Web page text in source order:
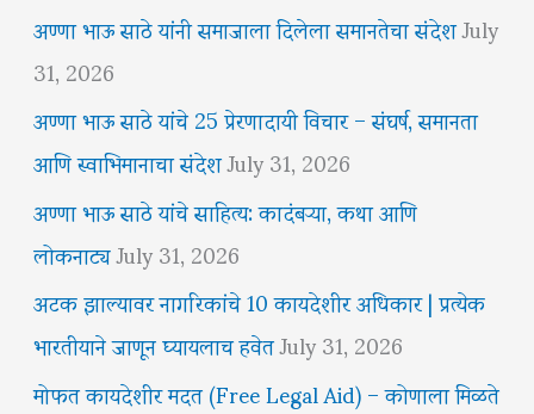
अण्णा भाऊ साठे यांनी समाजाला दिलेला समानतेचा संदेशJuly
31, 2026
अण्णा भाऊ साठे यांचे 25 प्रेरणादायी विचार – संघर्ष, समानता
आणि स्वाभिमानाचा संदेशJuly 31, 2026
अण्णा भाऊ साठे यांचे साहित्य: कादंबऱ्या, कथा आणि
लोकनाट्यJuly 31, 2026
अटक झाल्यावर नागरिकांचे 10 कायदेशीर अधिकार | प्रत्येक
भारतीयाने जाणून घ्यायलाच हवेतJuly 31, 2026
मोफत कायदेशीर मदत (Free Legal Aid) – कोणाला मिळते